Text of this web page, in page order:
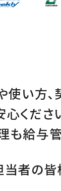
使い方、
心くださ
も給与
当者の皆